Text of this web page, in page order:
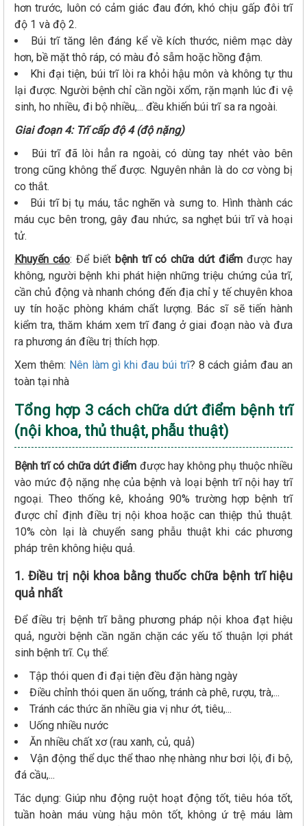
hơn trước, luôn có cảm giác đau đớn, khó chịu gấp đôi trĩ
độ 1 và độ 2.
Búi trĩ tăng lên đáng kể về kích thước, niêm mạc dày
hơn, bề mặt thô ráp, có màu đỏ sẫm hoặc hồng đậm.
Khi đại tiện, búi trĩ lòi ra khỏi hậu môn và không tự thu
lại được. Người bệnh chỉ cần ngồi xổm, rặn mạnh lúc đi vệ
sinh, ho nhiều, đi bộ nhiều,... đều khiến búi trĩ sa ra ngoài.
Giai đoạn 4: Trĩ cấp độ 4 (độ nặng)
Búi trĩ đã lòi hẳn ra ngoài, có dùng tay nhét vào bên
trong cũng không thể được. Nguyên nhân là do cơ vòng bị
co thắt.
Búi trĩ bị tụ máu, tắc nghẽn và sưng to. Hình thành các
máu cục bên trong, gây đau nhức, sa nghẹt búi trĩ và hoại
tử.
Khuyến cáo: Để biết bệnh trĩ có chữa dứt điểm được hay
không, người bệnh khi phát hiện những triệu chứng của trĩ,
cần chủ động và nhanh chóng đến địa chỉ y tế chuyên khoa
uy tín hoặc phòng khám chất lượng. Bác sĩ sẽ tiến hành
kiểm tra, thăm khám xem trĩ đang ở giai đoạn nào và đưa
ra phương án điều trị thích hợp.
Xem thêm: Nên làm gì khi đau búi trĩ? 8 cách giảm đau an
toàn tại nhà
Tổng hợp 3 cách chữa dứt điểm bệnh trĩ
(nội khoa, thủ thuật, phẫu thuật)
Bệnh trĩ có chữa dứt điểm được hay không phụ thuộc nhiều
vào mức độ nặng nhẹ của bệnh và loại bệnh trĩ nội hay trĩ
ngoại. Theo thống kê, khoảng 90% trường hợp bệnh trĩ
được chỉ định điều trị nội khoa hoặc can thiệp thủ thuật.
10% còn lại là chuyển sang phẫu thuật khi các phương
pháp trên không hiệu quả.
1. Điều trị nội khoa bằng thuốc chữa bệnh trĩ hiệu
quả nhất
Để điều trị bệnh trĩ bằng phương pháp nội khoa đạt hiệu
quả, người bệnh cần ngăn chặn các yếu tố thuận lợi phát
sinh bệnh trĩ. Cụ thể:
Tập thói quen đi đại tiện đều đặn hàng ngày
Điều chỉnh thói quen ăn uống, tránh cà phê, rượu, trà,...
Tránh các thức ăn nhiều gia vị như ớt, tiêu,...
Uống nhiều nước
Ăn nhiều chất xơ (rau xanh, củ, quả)
Vận động thể dục thể thao nhẹ nhàng như bơi lội, đi bộ,
đá cầu,...
Tác dụng: Giúp nhu động ruột hoạt động tốt, tiêu hóa tốt,
tuần hoàn máu vùng hậu môn tốt, không ứ trệ máu làm